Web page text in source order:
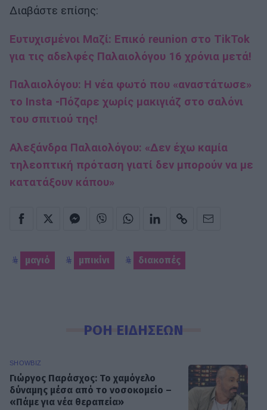
Διαβάστε επίσης:
Ευτυχισμένοι Μαζί: Eπικό reunion στο TikTok
για τις αδελφές Παλαιολόγου 16 χρόνια μετά!
Παλαιολόγου: Η νέα φωτό που «αναστάτωσε»
το Insta -Πόζαρε χωρίς μακιγιάζ στο σαλόνι
του σπιτιού της!
Αλεξάνδρα Παλαιολόγου: «Δεν έχω καμία
τηλεοπτική πρόταση γιατί δεν μπορούν να με
κατατάξουν κάπου»
μαγιό μπικίνι διακοπές
ΡΟΗ ΕΙΔΗΣΕΩΝ
SHOWBIZ
Γιώργος Παράσχος: Το χαμόγελο
δύναμης μέσα από το νοσοκομείο –
«Πάμε για νέα θεραπεία»